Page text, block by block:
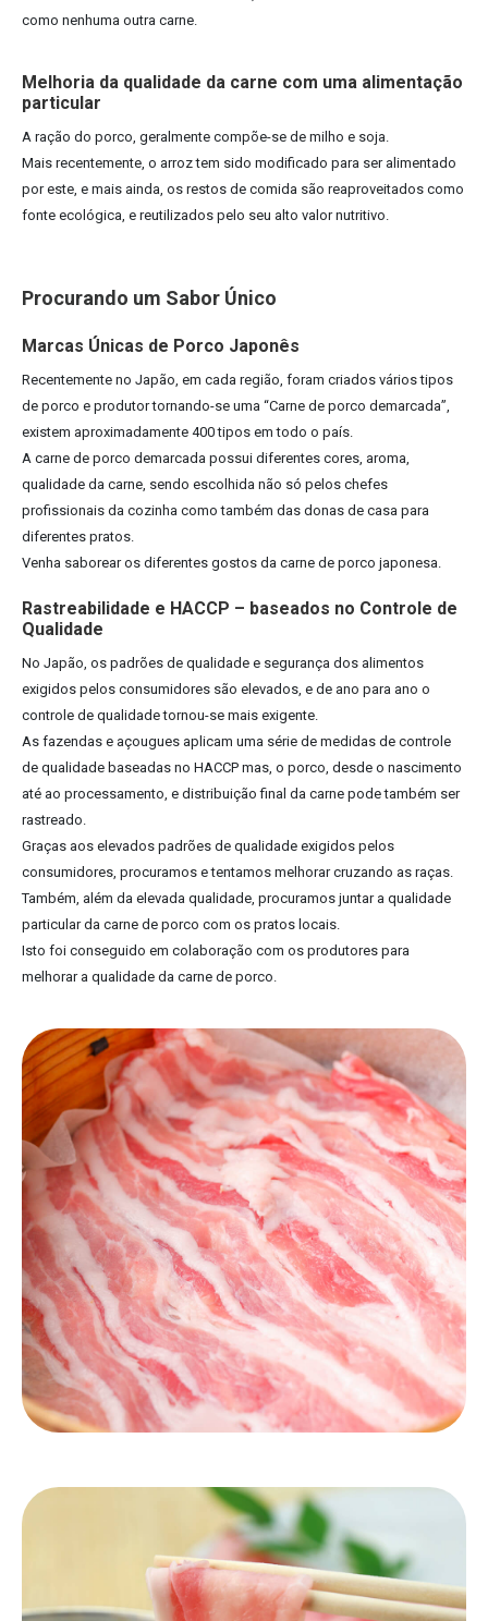
como nenhuma outra carne.
Melhoria da qualidade da carne com uma alimentação
particular
A ração do porco, geralmente compõe-se de milho e soja.
Mais recentemente, o arroz tem sido modificado para ser alimentado
por este, e mais ainda, os restos de comida são reaproveitados como
fonte ecológica, e reutilizados pelo seu alto valor nutritivo.
Procurando um Sabor Único
Marcas Únicas de Porco Japonês
Recentemente no Japão, em cada região, foram criados vários tipos
de porco e produtor tornando-se uma “Carne de porco demarcada”,
existem aproximadamente 400 tipos em todo o país.
A carne de porco demarcada possui diferentes cores, aroma,
qualidade da carne, sendo escolhida não só pelos chefes
profissionais da cozinha como também das donas de casa para
diferentes pratos.
Venha saborear os diferentes gostos da carne de porco japonesa.
Rastreabilidade e HACCP – baseados no Controle de
Qualidade
No Japão, os padrões de qualidade e segurança dos alimentos
exigidos pelos consumidores são elevados, e de ano para ano o
controle de qualidade tornou-se mais exigente.
As fazendas e açougues aplicam uma série de medidas de controle
de qualidade baseadas no HACCP mas, o porco, desde o nascimento
até ao processamento, e distribuição final da carne pode também ser
rastreado.
Graças aos elevados padrões de qualidade exigidos pelos
consumidores, procuramos e tentamos melhorar cruzando as raças.
Também, além da elevada qualidade, procuramos juntar a qualidade
particular da carne de porco com os pratos locais.
Isto foi conseguido em colaboração com os produtores para
melhorar a qualidade da carne de porco.